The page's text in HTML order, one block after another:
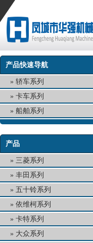
产品快速导航
轿车系列
卡车系列
船舶系列
产品
三菱系列
丰田系列
五十铃系列
依维柯系列
卡特系列
大众系列